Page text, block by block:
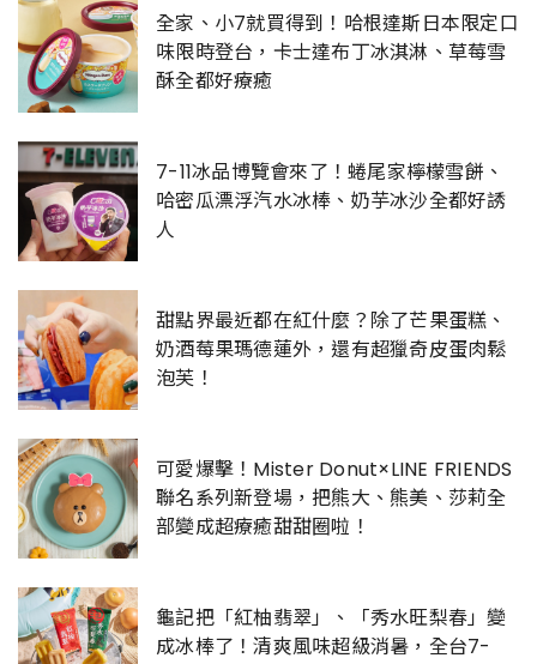
全家、小7就買得到！哈根達斯日本限定口
味限時登台，卡士達布丁冰淇淋、草莓雪
酥全都好療癒
7-11冰品博覽會來了！蜷尾家檸檬雪餅、
哈密瓜漂浮汽水冰棒、奶芋冰沙全都好誘
人
甜點界最近都在紅什麼？除了芒果蛋糕、
奶酒莓果瑪德蓮外，還有超獵奇皮蛋肉鬆
泡芙！
可愛爆擊！Mister Donut×LINE FRIENDS
聯名系列新登場，把熊大、熊美、莎莉全
部變成超療癒甜甜圈啦！
龜記把「紅柚翡翠」、「秀水旺梨春」變
成冰棒了！清爽風味超級消暑，全台7-